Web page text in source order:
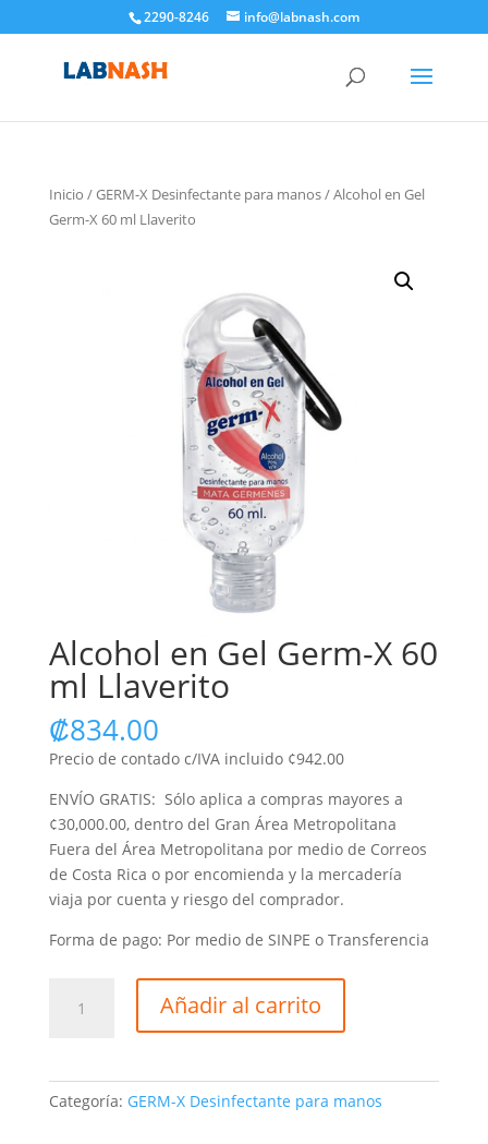
2290-8246 info@labnash.com
Inicio /GERM-X Desinfectante para manos/ Alcohol en Gel
Germ-X 60 ml Llaverito
Alcohol en Gel Germ-X 60
ml Llaverito
₡834.00
Precio de contado c/IVA incluido ¢942.00
ENVÍO GRATIS: Sólo aplica a compras mayores a
¢30,000.00, dentro del Gran Área Metropolitana
Fuera del Área Metropolitana por medio de Correos
de Costa Rica o por encomienda y la mercadería
viaja por cuenta y riesgo del comprador.
Forma de pago: Por medio de SINPE o Transferencia
Añadir al carrito
Categoría: GERM-X Desinfectante para manos